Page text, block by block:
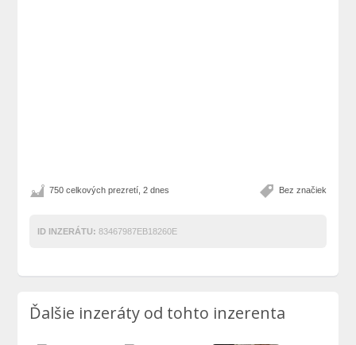
Bez značiek
750 celkových prezretí, 2 dnes
ID INZERÁTU: 83467987EB18260E
Ďalšie inzeráty od tohto inzerenta